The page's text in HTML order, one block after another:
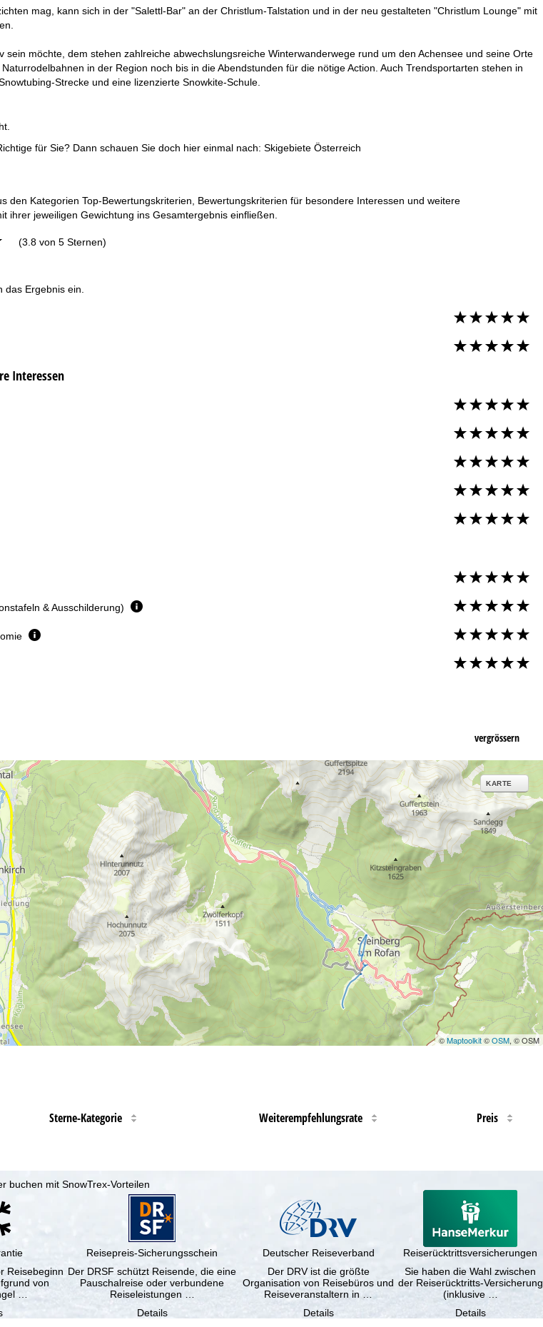
mag, kann sich in der "Salettl-Bar" an der Christlum-Talstation und in der neu gestalteten "Christlum Lounge" mit
sein möchte, dem stehen zahlreiche abwechslungsreiche Winterwanderwege rund um den Achensee und seine Orte
in der Region noch bis in die Abendstunden für die nötige Action. Auch Trendsportarten stehen in
Strecke und eine lizenzierte Snowkite-Schule.
für Sie? Dann schauen Sie doch hier einmal nach: Skigebiete Österreich
den Kategorien Top-Bewertungskriterien, Bewertungskriterien für besondere Interessen und weitere
ihrer jeweiligen Gewichtung ins Gesamtergebnis einfließen.
(3.8 von 5 Sternen)
Ergebnis ein.
Interessen
& Ausschilderung)
vergrössern
KARTE
©Maptoolkit©OSM, © OSM
Sterne-Kategorie Weiterempfehlungsrate Preis
buchen mit SnowTrex-Vorteilen
Reisebeginn
von
…
Reisepreis-Sicherungsschein
Der DRSF schützt Reisende, die eine
Pauschalreise oder verbundene
Reiseleistungen …
Details
Deutscher Reiseverband
Der DRV ist die größte
Organisation von Reisebüros und
Reiseveranstaltern in …
Details
Reiserücktrittsversicherungen
Sie haben die Wahl zwischen
der Reiserücktritts-Versicherung
(inklusive …
Details